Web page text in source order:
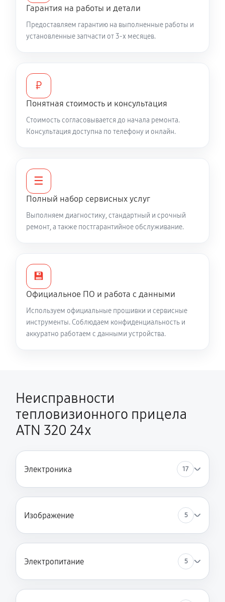
Не работает батарейный отсек
2810 руб
Не запускается тепловизионный прибор
Вертикальные-горизонтальные полосы в
видоискателе и на видео
5270 руб 60 минут
Полностью отсутствует изображение в
видоискателе и на видео
60 минут
Перепрошивка и обновление устройства
60 минут
Гарантия на работы и детали
Предоставляем гарантию на выполненные работы и
установленные запчасти от 3-х месяцев.
₽
Понятная стоимость и консультация
Стоимость согласовывается до начала ремонта.
Консультация доступна по телефону и онлайн.
☰
Полный набор сервисных услуг
Выполняем диагностику, стандартный и срочный
ремонт, а также постгарантийное обслуживание.
💾
Официальное ПО и работа с данными
Используем официальные прошивки и сервисные
инструменты. Соблюдаем конфиденциальность и
аккуратно работаем с данными устройства.
Неисправности
тепловизионного прицела
ATN 320 24x
Электроника 17
Изображение 5
Электропитание 5